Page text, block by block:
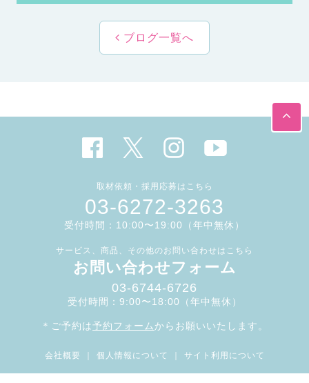
ブログ一覧へ
取材依頼・採用応募はこちら
03-6272-3263
受付時間：10:00〜19:00（年中無休）
サービス、商品、その他のお問い合わせはこちら
お問い合わせフォーム
03-6744-6726
受付時間：9:00〜18:00（年中無休）
＊ご予約は予約フォーム からお願いいたします。
会社概要 ｜ 個人情報について ｜ サイト利用について